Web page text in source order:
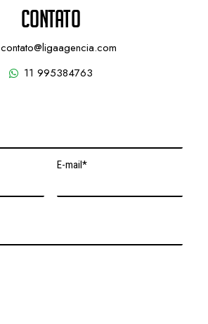
CONTATO
contato@ligaagencia.com
11 995384763
E-mail*